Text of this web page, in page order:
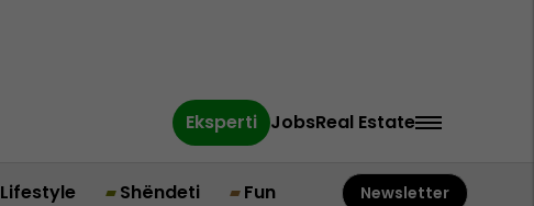
Eksperti JobsReal Estate
Lifestyle Shëndeti Fun Newsletter